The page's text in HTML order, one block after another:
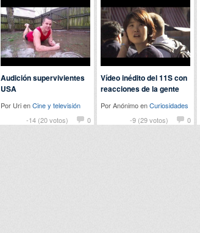
-14 (20 votos) 0
Audición supervivientes
USA
Por Uri enCine y televisión
-9 (29 votos)
0
Vídeo inédito del 11S con
reacciones de la gente
Por Anónimo enCuriosidades